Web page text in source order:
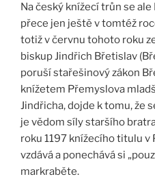
Na český knížecí trůn se
přece jen ještě v tomtéž
totiž v červnu tohoto roku
biskup Jindřich Břetislav
poruší stařešinový zákon
knížetem Přemyslova
Jindřicha, dojde k tomu, že
je vědom síly staršího
roku 1197 knížecího titulu
vzdává a ponechává si
markraběte.